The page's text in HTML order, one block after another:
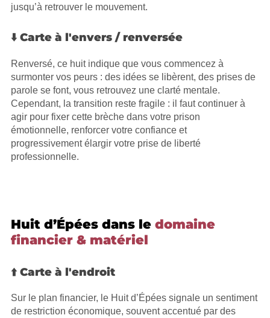
jusqu’à retrouver le mouvement.
⬇️ Carte à l'envers / renversée
Renversé, ce huit indique que vous commencez à
surmonter vos peurs : des idées se libèrent, des prises de
parole se font, vous retrouvez une clarté mentale.
Cependant, la transition reste fragile : il faut continuer à
agir pour fixer cette brèche dans votre prison
émotionnelle, renforcer votre confiance et
progressivement élargir votre prise de liberté
professionnelle.
Huit d’Épées dans le domaine
financier & matériel
⬆️ Carte à l'endroit
Sur le plan financier, le Huit d’Épées signale un sentiment
de restriction économique, souvent accentué par des